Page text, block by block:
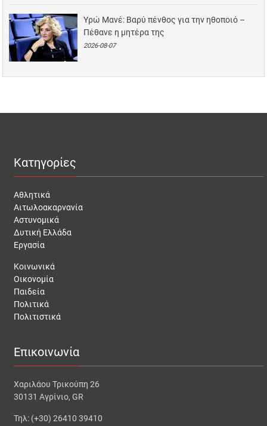
Υρώ Μανέ: Βαρύ πένθος για την ηθοποιό –
Πέθανε η μητέρα της
2026-08-07
Κατηγορίες
Αθλητικά
Αιτωλοακαρνανία
Αστυνομικά
Δυτική Ελλάδα
Εργασία
Κοινωνικά
Οικονομία
Παιδεία
Πολιτικά
Πολιτιστικά
Επικοινωνία
Χαριλάου Τρικούπη 26
30131 Αγρίνιο, GR
Τηλ: (+30) 26410 39410